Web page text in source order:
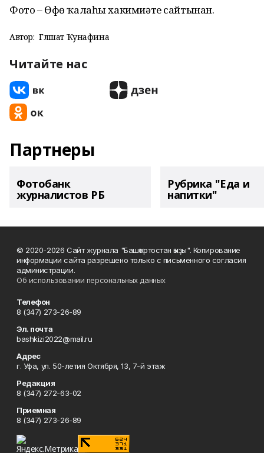
Фото – Өфө ҡалаһы хакимиәте сайтынан.
Автор: Гөлшат Ҡунафина
Читайте нас
Партнеры
Фотобанк
журналистов РБ
Рубрика "Еда и
напитки"
© 2020-2026 Сайт журнала "Башҡортостан ҡыҙы". Копирование
информации сайта разрешено только с письменного согласия
администрации.
Об использовании персональных данных
Телефон
8 (347) 273-26-89
Эл. почта
bashkizi2022@mail.ru
Адрес
г. Уфа, ул. 50-летия Октября, 13, 7-й этаж
Редакция
8 (347) 272-63-02
Приемная
8 (347) 273-26-89